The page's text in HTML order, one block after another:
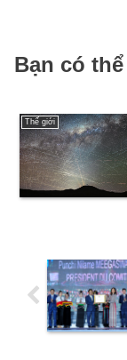
Bạn có
Thế giới